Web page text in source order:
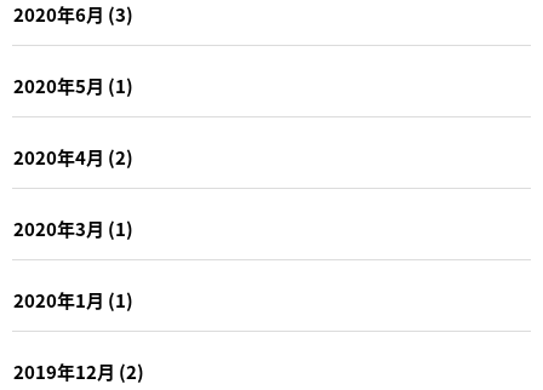
2020年6月 (3)
2020年5月 (1)
2020年4月 (2)
2020年3月 (1)
2020年1月 (1)
2019年12月 (2)